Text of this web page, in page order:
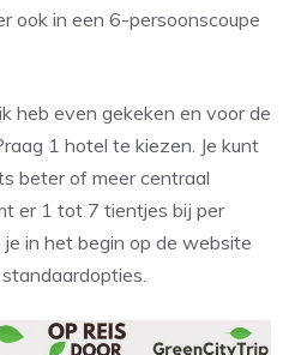
ook in een 6-persoonscoupe
heb even gekeken en voor de
1 hotel te kiezen. Je kunt
beter of meer centraal
er 1 tot 7 tientjes bij per
in het begin op de website